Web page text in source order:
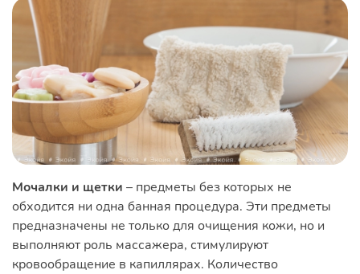
Мочалки и щетки – предметы без которых не
обходится ни одна банная процедура. Эти предметы
предназначены не только для очищения кожи, но и
выполняют роль массажера, стимулируют
кровообращение в капиллярах. Количество